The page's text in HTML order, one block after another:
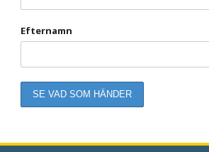
Efternamn